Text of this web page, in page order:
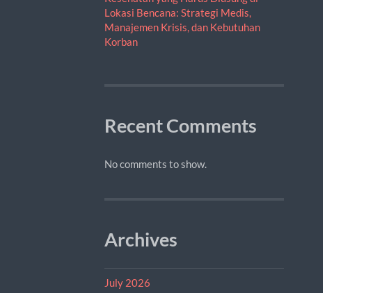
Lokasi Bencana: Strategi Medis,
Manajemen Krisis, dan Kebutuhan
Korban
Recent Comments
No comments to show.
Archives
July 2026